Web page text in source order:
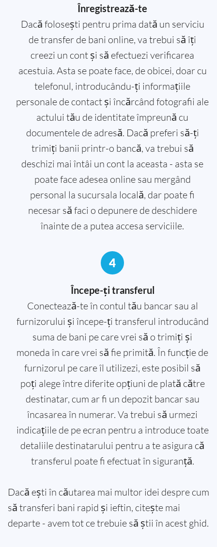
Înregistrează-te
Dacă folosești pentru prima dată un serviciu
de transfer de bani online, va trebui să îți
creezi un cont și să efectuezi verificarea
acestuia. Asta se poate face, de obicei, doar cu
telefonul, introducându-ți informațiile
personale de contact și încărcând fotografii ale
actului tău de identitate împreună cu
documentele de adresă. Dacă preferi să-ți
trimiți banii printr-o bancă, va trebui să
deschizi mai întâi un cont la aceasta - asta se
poate face adesea online sau mergând
personal la sucursala locală, dar poate fi
necesar să faci o depunere de deschidere
înainte de a putea accesa serviciile.
4
Începe-ți transferul
Conectează-te în contul tău bancar sau al
furnizorului și începe-ți transferul introducând
suma de bani pe care vrei să o trimiți și
moneda în care vrei să fie primită. În funcție de
furnizorul pe care îl utilizezi, este posibil să
poți alege între diferite opțiuni de plată către
destinatar, cum ar fi un depozit bancar sau
încasarea în numerar. Va trebui să urmezi
indicațiile de pe ecran pentru a introduce toate
detaliile destinatarului pentru a te asigura că
transferul poate fi efectuat în siguranță.
Dacă ești în căutarea mai multor idei despre cum
să transferi bani rapid și ieftin, citește mai
departe - avem tot ce trebuie să știi în acest ghid.